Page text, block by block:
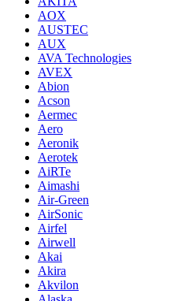
AOX
AUSTEC
AUX
AVA Technologies
AVEX
Abion
Acson
Aermec
Aero
Aeronik
Aerotek
AiRTe
Aimashi
Air-Green
AirSonic
Airfel
Airwell
Akai
Akira
Akvilon